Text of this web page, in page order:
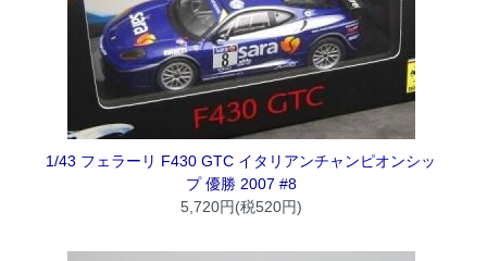
1/43 フェラーリ F430 GTC イタリアンチャンピオンシッ
プ 優勝 2007 #8
5,720円(税520円)